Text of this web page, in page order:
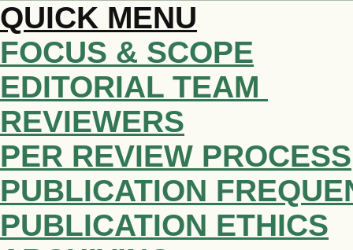
QUICK MENU
FOCUS & SCOPE
EDITORIAL TEAM
REVIEWERS
PER REVIEW PROCESS
PUBLICATION
PUBLICATION ETHICS